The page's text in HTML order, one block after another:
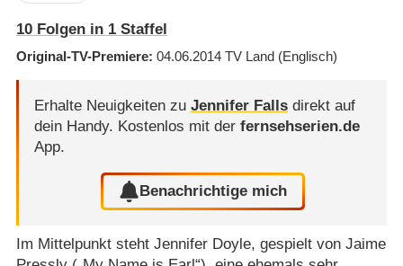
10Folgen in 1Staffel
Original-TV-Premiere 04.06.2014 TV Land (Englisch)
Erhalte Neuigkeiten zu Jennifer Fallsdirekt auf
dein Handy. Kostenlos mit der fernsehserien.de
App.
Benachrichtige mich
Im Mittelpunkt steht Jennifer Doyle, gespielt von Jaime